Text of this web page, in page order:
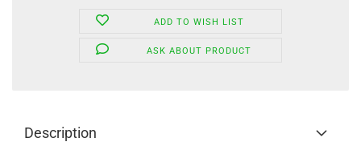
ADD TO WISH LIST
ASK ABOUT PRODUCT
Description